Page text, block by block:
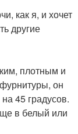
как я, и хочет
другие
плотным и
он
45 градусов.
в белый или